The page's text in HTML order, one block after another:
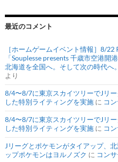
最近のコメント
［ホームゲームイベント情報］8/
「Souplesse presents 千歳市空港
北海道を全国へ。そして次の時代へ
より
8/4〜8/7に東京スカイツリーでJリ
した特別ライティングを実施 に コ
8/4〜8/7に東京スカイツリーでJリ
した特別ライティングを実施 に コ
Jリーグとポケモンがタイアップ、
ップポケモンはヨルノズク に コン